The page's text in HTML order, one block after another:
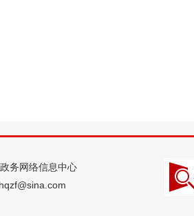
务网络信息中心